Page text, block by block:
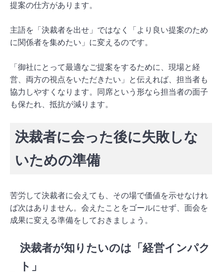
提案の仕方があります。
主語を「決裁者を出せ」ではなく「より良い提案のため
に関係者を集めたい」に変えるのです。
「御社にとって最適なご提案をするために、現場と経
営、両方の視点をいただきたい」と伝えれば、担当者も
協力しやすくなります。同席という形なら担当者の面子
も保たれ、抵抗が減ります。
決裁者に会った後に失敗しな
いための準備
苦労して決裁者に会えても、その場で価値を示せなけれ
ば次はありません。会えたことをゴールにせず、面会を
成果に変える準備をしておきましょう。
決裁者が知りたいのは「経営インパク
ト」